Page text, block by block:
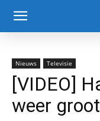
Nieuws Televisie
[VIDEO]
weer